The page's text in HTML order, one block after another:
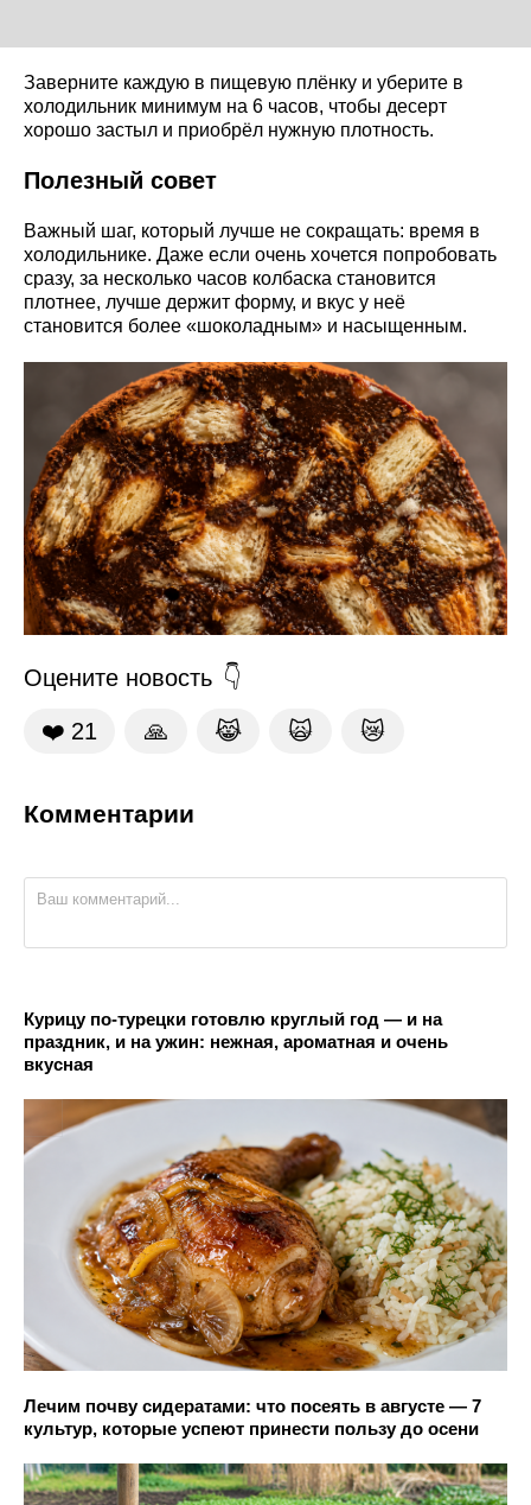
Заверните каждую в пищевую плёнку и уберите в
холодильник минимум на 6 часов, чтобы десерт
хорошо застыл и приобрёл нужную плотность.
Полезный совет
Важный шаг, который лучше не сокращать: время в
холодильнике. Даже если очень хочется попробовать
сразу, за несколько часов колбаска становится
плотнее, лучше держит форму, и вкус у неё
становится более «шоколадным» и насыщенным.
Оцените новость
❤️ 21 🙏 😹 🙀 😿
Комментарии
Курицу по-турецки готовлю круглый год — и на
праздник, и на ужин: нежная, ароматная и очень
вкусная
Лечим почву сидератами: что посеять в августе — 7
культур, которые успеют принести пользу до осени